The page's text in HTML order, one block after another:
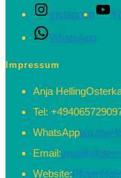
Instagram
WhatsApp
Impressum
Anja Helling
Tel:
WhatsAppwa.me/
Email:
Website: